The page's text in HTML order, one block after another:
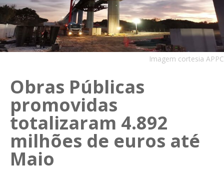
Imagem cortesia APPC
Obras Públicas
promovidas
totalizaram 4.892
milhões de euros até
Maio